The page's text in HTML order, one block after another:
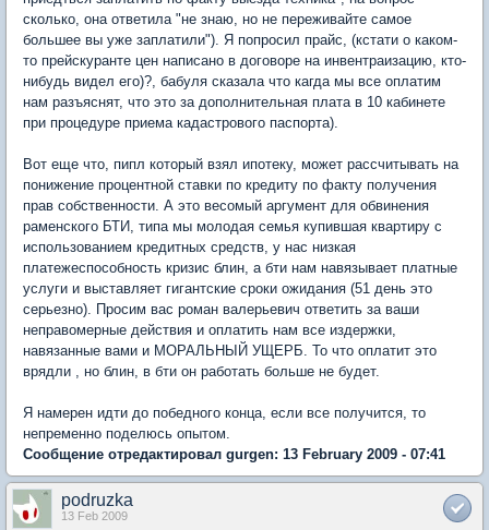
сколько, она ответила "не знаю, но не переживайте самое
большее вы уже заплатили"). Я попросил прайс, (кстати о каком-
то прейскуранте цен написано в договоре на инвентраизацию, кто-
нибудь видел его)?, бабуля сказала что кагда мы все оплатим
нам разъяснят, что это за дополнительная плата в 10 кабинете
при процедуре приема кадастрового паспорта).
Вот еще что, пипл который взял ипотеку, может рассчитывать на
понижение процентной ставки по кредиту по факту получения
прав собственности. А это весомый аргумент для обвинения
раменского БТИ, типа мы молодая семья купившая квартиру с
использованием кредитных средств, у нас низкая
платежеспособность кризис блин, а бти нам навязывает платные
услуги и выставляет гигантские сроки ожидания (51 день это
серьезно). Просим вас роман валерьевич ответить за ваши
неправомерные действия и оплатить нам все издержки,
навязанные вами и МОРАЛЬНЫЙ УЩЕРБ. То что оплатит это
врядли , но блин, в бти он работать больше не будет.
Я намерен идти до победного конца, если все получится, то
непременно поделюсь опытом.
Сообщение отредактировал gurgen: 13 February 2009 - 07:41
podruzka
13 Feb 2009